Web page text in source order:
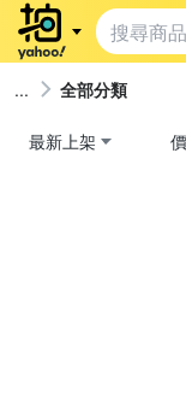
全部分類
最新上架